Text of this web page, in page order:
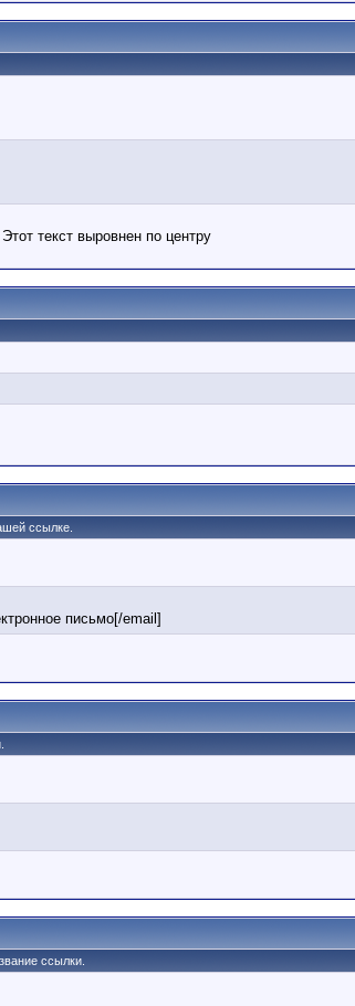
Этот текст выровнен по центру
ссылке.
письмо[/email]
ссылки.